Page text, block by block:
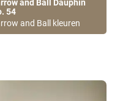
video’s zoekt.
and Ball Dauphin
54
and Ball kleuren